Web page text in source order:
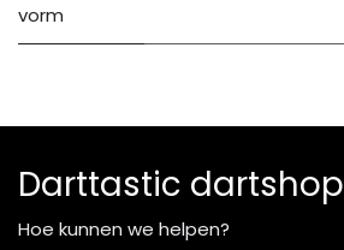
vorm
Darttastic dartshop
Hoe kunnen we helpen?